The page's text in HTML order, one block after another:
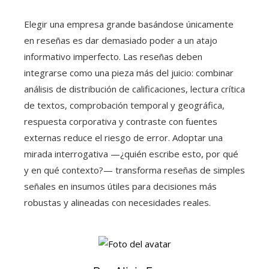
Elegir una empresa grande basándose únicamente
en reseñas es dar demasiado poder a un atajo
informativo imperfecto. Las reseñas deben
integrarse como una pieza más del juicio: combinar
análisis de distribución de calificaciones, lectura crítica
de textos, comprobación temporal y geográfica,
respuesta corporativa y contraste con fuentes
externas reduce el riesgo de error. Adoptar una
mirada interrogativa —¿quién escribe esto, por qué
y en qué contexto?— transforma reseñas de simples
señales en insumos útiles para decisiones más
robustas y alineadas con necesidades reales.